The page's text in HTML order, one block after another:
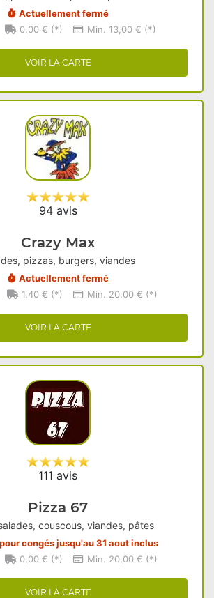
Actuellement fermé
0,00 € (*) Min. 13,00 € (*)
VOIR LA CARTE
94 avis
Crazy Max
pizzas, burgers, viandes
Actuellement fermé
1,40 € (*) Min. 20,00 € (*)
VOIR LA CARTE
111 avis
Pizza 67
couscous, viandes, pâtes
congés jusqu'au 31 aout inclus
0,00 € (*) Min. 20,00 € (*)
VOIR LA CARTE